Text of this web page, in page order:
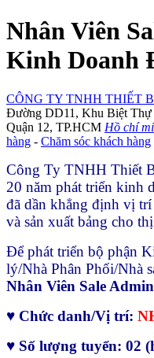
Nhân Viên
Kinh Doanh
CÔNG TY TNHH THIẾT
Đường DD11 , Khu Biệt Thự
Quận 12, TP.HCM Hồ chí
hàng - Chăm sóc khách hàng
Công Ty TNHH Thiết
20 năm phát triển kinh
đã dần khẳng định vị
và sản xuất bảng cho
Để phát triển bộ phận
lý/Nhà Phân Phối/Nhà
Nhân Viên Sale Admin
♥ Chức danh/Vị trí:
♥ Số lượng tuyển: 02